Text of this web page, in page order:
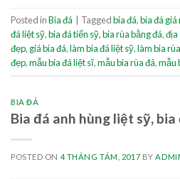
Posted inBia đá Taggedbia đá,bia đá giá
đá liệt sỹ,bia đá tiến sỹ,bia rùa bằng đá,địa
đẹp, giá bia đá,làm bia đá liệt sỹ,làm bia
đẹp,mẫu bia đá liệt sĩ,mẫu bia rùa đá,mẫu
BIA ĐÁ
Bia đá anh hùng liệt sỹ,
POSTED ON 4 THÁNG TÁM, 2017 BY